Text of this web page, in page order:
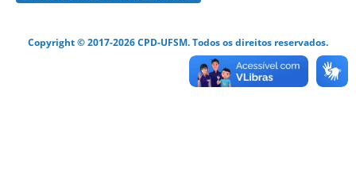
Copyright © 2017-2026 CPD-UFSM. Todos os direitos reservados.